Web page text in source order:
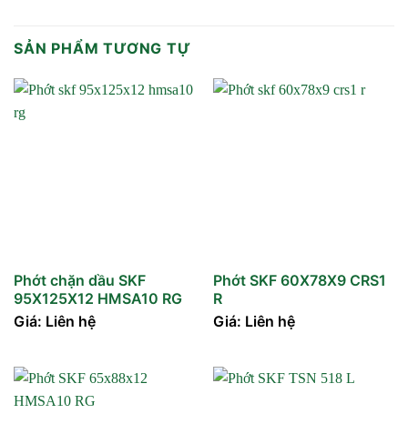
SẢN PHẨM TƯƠNG TỰ
Phớt chặn dầu SKF
95X125X12 HMSA10 RG
Giá: Liên hệ
Phớt SKF 60X78X9 CRS1
R
Giá: Liên hệ